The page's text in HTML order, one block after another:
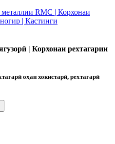
| Корхонаи рехтагарии
оҳан хокистарӣ, рехтагарӣ